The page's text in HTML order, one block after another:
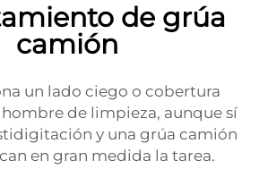
de grúa
camión
un lado ciego o cobertura
de limpieza, aunque sí
y una grúa camión
en gran medida la tarea.